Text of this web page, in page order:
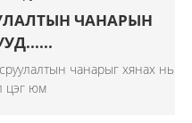
ЧАНАРЫН
чанарыг хянах нь
цэг юм